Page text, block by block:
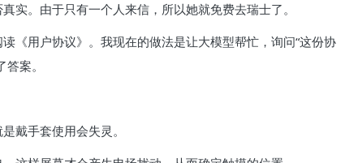
实。由于只有一个人来信，所以她就免费去瑞士了。
《用户协议》。我现在的做法是让大模型帮忙，询问“这份协
案。
戴手套使用会失灵。